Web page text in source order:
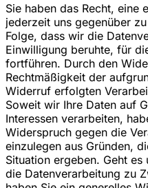
Sie haben das Recht, eine
jederzeit uns gegenüber
Folge, dass wir die
Einwilligung beruhte, für
fortführen. Durch den
Rechtmäßigkeit der
Widerruf erfolgten
Soweit wir Ihre Daten auf
Interessen verarbeiten,
Widerspruch gegen die
einzulegen aus Gründen,
Situation ergeben. Geht
die Datenverarbeitung zu